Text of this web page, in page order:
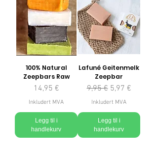
100% Natural
Zeepbars Raw
Pris
14,95 €
Inkludert MVA
Legg til i
handlekurv
Lafuné Geitenmelk
Zeepbar
Vanlig pris
9,95 € Salgspris
5,97 €
Inkludert MVA
Legg til i
handlekurv